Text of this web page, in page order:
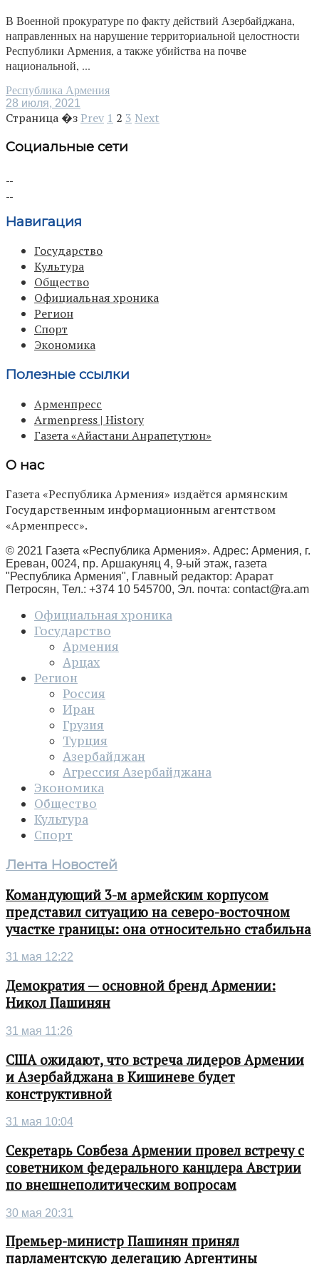
В Военной прокуратуре по факту действий Азербайджана,
направленных на нарушение территориальной целостности
Республики Армения, а также убийства на почве
национальной, ...
Республика Армения
28 июля, 2021
Страница �з Prev 1 2 3 Next
Социальные сети
Навигация
Государство
Культура
Общество
Официальная хроника
Регион
Спорт
Экономика
Полезные ссылки
Арменпресс
Armenpress | History
Газета «Айастани Анрапетутюн»
О нас
Газета «Республика Армения» издаётся армянским
Государственным информационным агентством
«Арменпресс».
© 2021 Газета «Республика Армения». Адрес: Армения, г.
Ереван, 0024, пр. Аршакуняц 4, 9-ый этаж, газета
"Республика Армения", Главный редактор: Арарат
Петросян, Тел.: +374 10 545700, Эл. почта: contact@ra.am
Официальная хроника
Государство
Армения
Арцах
Регион
Россия
Иран
Грузия
Турция
Азербайджан
Агрессия Азербайджана
Экономика
Общество
Культура
Спорт
Лента Новостей
Командующий 3-м армейским корпусом
представил ситуацию на северо-восточном
участке границы: она относительно стабильна
31 мая 12:22
Демократия — основной бренд Армении:
Никол Пашинян
31 мая 11:26
США ожидают, что встреча лидеров Армении
и Азербайджана в Кишиневе будет
конструктивной
31 мая 10:04
Секретарь Совбеза Армении провел встречу с
советником федерального канцлера Австрии
по внешнеполитическим вопросам
30 мая 20:31
Премьер-министр Пашинян принял
парламентскую делегацию Аргентины